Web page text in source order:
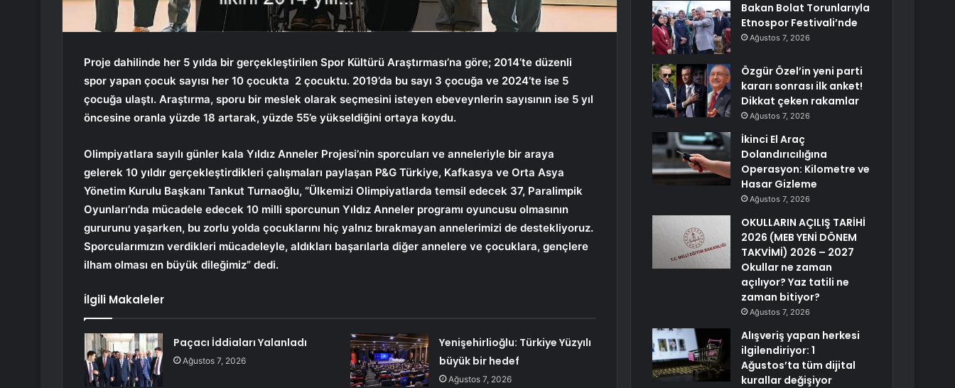
Proje dahilinde her 5 yılda bir gerçekleştirilen Spor Kültürü Araştırması’na göre; 2014’te düzenli
spor yapan çocuk sayısı her 10 çocukta 2 çocuktu. 2019’da bu sayı 3 çocuğa ve 2024’te ise 5
çocuğa ulaştı. Araştırma, sporu bir meslek olarak seçmesini isteyen ebeveynlerin sayısının ise 5 yıl
öncesine oranla yüzde 18 artarak, yüzde 55’e yükseldiğini ortaya koydu.
Olimpiyatlara sayılı günler kala Yıldız Anneler Projesi’nin sporcuları ve anneleriyle bir araya
gelerek 10 yıldır gerçekleştirdikleri çalışmaları paylaşan P&G Türkiye, Kafkasya ve Orta Asya
Yönetim Kurulu Başkanı Tankut Turnaoğlu, “Ülkemizi Olimpiyatlarda temsil edecek 37, Paralimpik
Oyunları’nda mücadele edecek 10 milli sporcunun Yıldız Anneler programı oyuncusu olmasının
gururunu yaşarken, bu zorlu yolda çocuklarını hiç yalnız bırakmayan annelerimizi de destekliyoruz.
Sporcularımızın verdikleri mücadeleyle, aldıkları başarılarla diğer annelere ve çocuklara, gençlere
ilham olması en büyük dileğimiz” dedi.
İlgili Makaleler
Paçacı İddiaları Yalanladı
Ağustos 7, 2026
Yenişehirlioğlu: Türkiye Yüzyılı
büyük bir hedef
Ağustos 7, 2026
Bakan Bolat Torunlarıyla
Etnospor Festivali’nde
Ağustos 7, 2026
Özgür Özel’in yeni parti
kararı sonrası ilk anket!
Dikkat çeken rakamlar
Ağustos 7, 2026
İkinci El Araç
Dolandırıcılığına
Operasyon: Kilometre ve
Hasar Gizleme
Ağustos 7, 2026
OKULLARIN AÇILIŞ TARİHİ
2026 (MEB YENİ DÖNEM
TAKVİMİ) 2026 – 2027
Okullar ne zaman
açılıyor? Yaz tatili ne
zaman bitiyor?
Ağustos 7, 2026
Alışveriş yapan herkesi
ilgilendiriyor: 1
Ağustos’ta tüm dijital
kurallar değişiyor